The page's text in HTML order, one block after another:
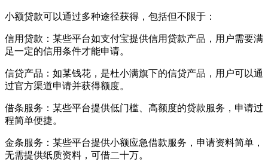
小额贷款可以通过多种途径获得，包括但不限于：
信用贷款：某些平台如支付宝提供信用贷款产品，用户需要满
足一定的信用条件才能申请。
信贷产品：如某钱花，是杜小满旗下的信贷产品，用户可以通
过官方渠道申请并获得额度。
借条服务：某些平台提供低门槛、高额度的贷款服务，申请过
程简单便捷。
金条服务：某些平台提供小额应急借款服务，申请资料简单，
无需提供纸质资料，可借二十万。